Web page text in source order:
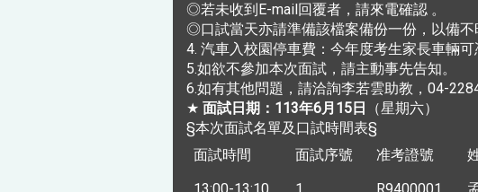
◎若未收到E-mail回覆者，請來電確認 。
◎口試當天亦請準備該檔案備份一份，以備不
4. 汽車入校園停車費：今年度考生家長車輛可
5.如欲不參加本次面試，請主動事先告知。
6.如有其他問題，請洽詢李若雲助教，04-
★ 面試日期：113年6月15日
（星期六）
§本次面試名單及口試時間表§
面試時間
面試序號 准考證號